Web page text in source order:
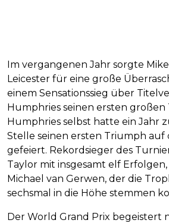
Im vergangenen Jahr sorgte
Leicester für eine große
einem Sensationssieg über
Humphries seinen ersten großen
Humphries selbst hatte ein Jahr
Stelle seinen ersten Triumph
gefeiert. Rekordsieger des
Taylor mit insgesamt elf
Michael van Gerwen, der die
sechsmal in die Höhe stemmen
Der World Grand Prix begeistert